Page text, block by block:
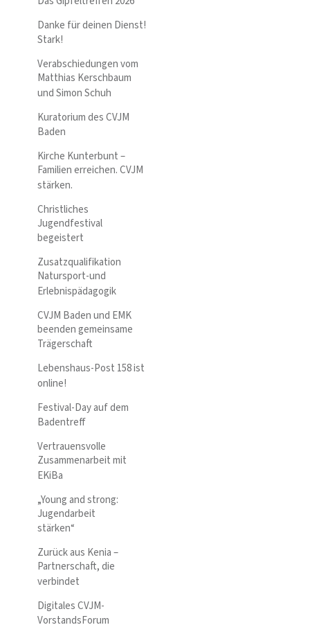
Danke für deinen Dienst!
Stark!
Verabschiedungen vom
Matthias Kerschbaum
und Simon Schuh
Kuratorium des CVJM
Baden
Kirche Kunterbunt –
Familien erreichen. CVJM
stärken.
Christliches
Jugendfestival
begeistert
Zusatzqualifikation
Natursport-und
Erlebnispädagogik
CVJM Baden und EMK
beenden gemeinsame
Trägerschaft
Lebenshaus-Post 158 ist
online!
Festival-Day auf dem
Badentreff
Vertrauensvolle
Zusammenarbeit mit
EKiBa
„Young and strong:
Jugendarbeit
stärken“
Zurück aus Kenia –
Partnerschaft, die
verbindet
Digitales CVJM-
VorstandsForum